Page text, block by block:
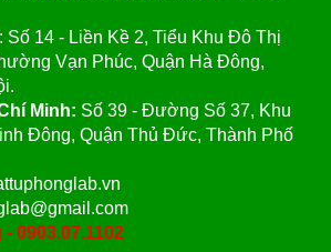
: Số 14 - Liền Kề 2, Tiểu Khu Đô Thị
Vạn Phúc, Quận Hà Đông,
Minh: Số 39 - Đường Số 37, Khu
Đông, Quận Thủ Đức, Thành Phố
0903.07.1102